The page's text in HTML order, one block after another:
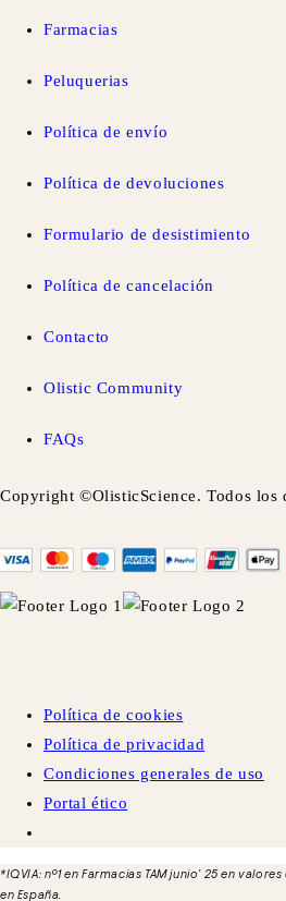
Farmacias
Peluquerias
Política de envío
Política de devoluciones
Formulario de desistimiento
Política de cancelación
Contacto
Olistic Community
FAQs
Copyright ©OlisticScience. Todos los
Política de cookies
Política de privacidad
Condiciones generales de uso
Portal ético
*IQVIA: nº1 en Farmacias TAM junio' 25 en
en España.